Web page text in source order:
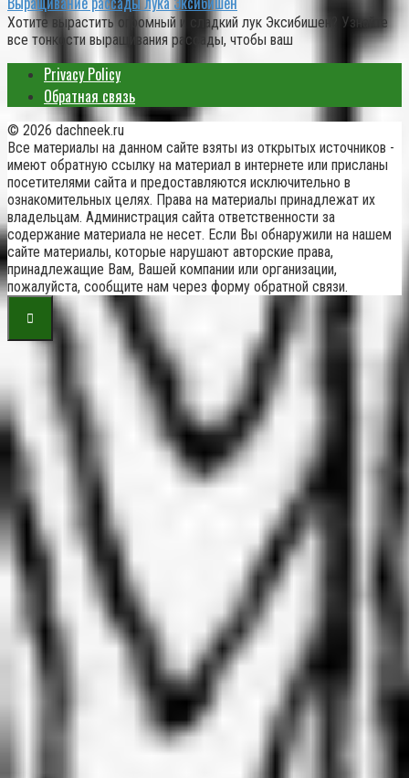
Хотите вырастить огромный и сладкий лук Эксибишен? Узнайте
все тонкости выращивания рассады, чтобы ваш
Privacy Policy
Обратная связь
© 2026 dachneek.ru
Все материалы на данном сайте взяты из открытых источников -
имеют обратную ссылку на материал в интернете или присланы
посетителями сайта и предоставляются исключительно в
ознакомительных целях. Права на материалы принадлежат их
владельцам. Администрация сайта ответственности за
содержание материала не несет. Если Вы обнаружили на нашем
сайте материалы, которые нарушают авторские права,
принадлежащие Вам, Вашей компании или организации,
пожалуйста, сообщите нам через форму обратной связи.